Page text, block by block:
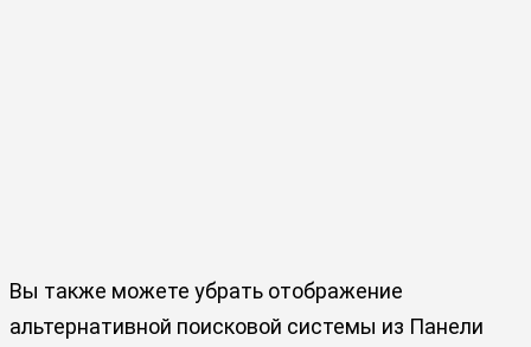
Вы также можете убрать отображение
альтернативной поисковой системы из Панели